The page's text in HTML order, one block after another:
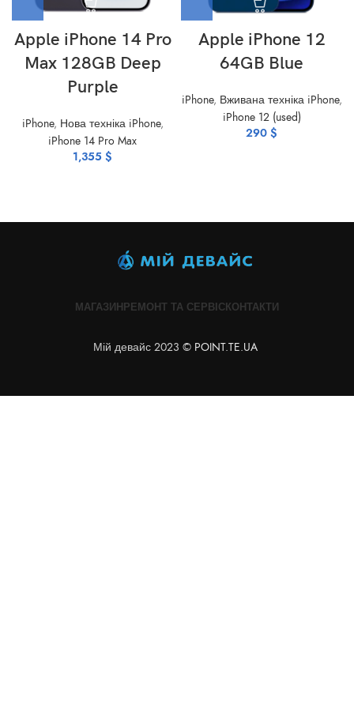
Apple iPhone 14 Pro
Max 128GB Deep
Purple
iPhone, Нова техніка iPhone,
iPhone 14 Pro Max
1,355 $
Apple iPhone 12
64GB Blue
iPhone, Вживана техніка iPhone,
iPhone 12 (used)
290 $
МАГАЗИНРЕМОНТ ТА СЕРВІСКОНТАКТИ
Мій девайс 2023 © POINT.TE.UA